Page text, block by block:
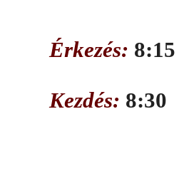
Érkezés: 8:15
Kezdés: 8:30